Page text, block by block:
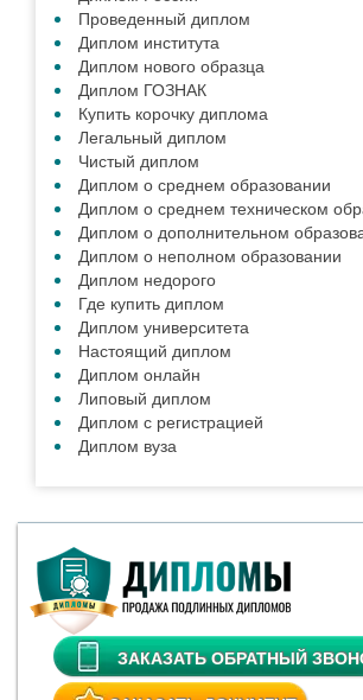
Все города
ДИПЛОМ В ВАШЕМ
ВАЖНАЯ ИНФОРМАЦИЯ
Как заказать документ?
Наши Гарантии
Отличия типографии и Гознака
Сотрудничество с нами
Степени защиты от подделки
НОВОСТИ
Для чего покупают аттестаты
Подлинный диплом, какой он?
ПОЛЕЗНЫЕ СТАТЬИ
Купить диплом 2019 года
Диплом 2017 года
Диплом 2016 года
Диплом 2015 года
Диплом 2014 года
Диплом России